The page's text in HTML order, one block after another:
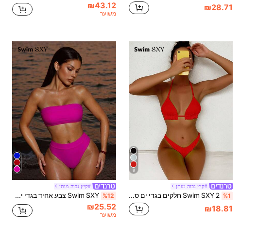
₪28.71
₪43.12
משוער
8
#קיץ גבוה מותן
%1 Swim SXY 2 חלקים בגדי ים סקסיים בצבע אחיד לקיץ בחוף החגים
₪18.81
#קיץ גבוה מותן
%12 Swim SXY צבע אחיד בגדי ים סטים
₪25.52
משוער